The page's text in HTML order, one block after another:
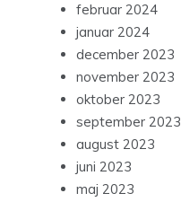
februar 2024
januar 2024
december 2023
november 2023
oktober 2023
september 2023
august 2023
juni 2023
maj 2023